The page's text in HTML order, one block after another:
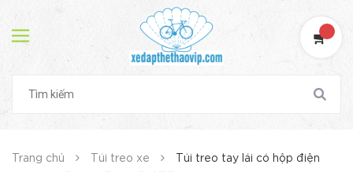
Trang chủ Túi treo xe
Túi treo tay lái có hộp điện